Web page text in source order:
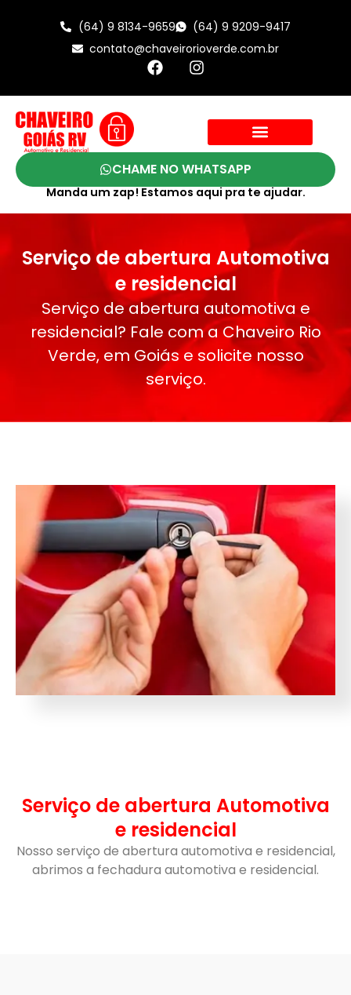
(64) 9 8134-9659
(64) 9 9209-9417
contato@chaveirorioverde.com.br
CHAME NO WHATSAPP
Manda um zap! Estamos aqui pra te ajudar.
Serviço de abertura Automotiva
e residencial
Serviço de abertura automotiva e
residencial? Fale com a Chaveiro Rio
Verde, em Goiás e solicite nosso
serviço.
Serviço de abertura Automotiva
e residencial
Nosso serviço de abertura automotiva e residencial,
abrimos a fechadura automotiva e residencial.